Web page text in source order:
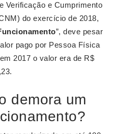
Verificação e Cumprimento
do exercício de 2018,
”, deve pesar
pago por Pessoa Física
2017 o valor era de R$
demora um